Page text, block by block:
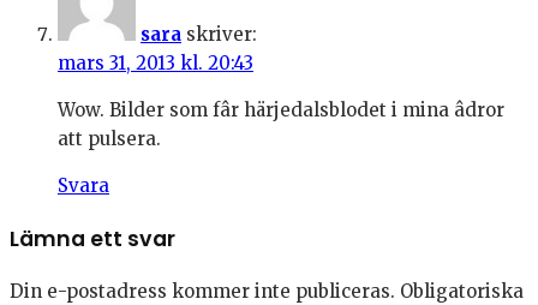
sara skriver:
mars 31, 2013 kl. 20:43
Wow. Bilder som fâr härjedalsblodet i mina âdror
att pulsera.
Svara
Lämna ett svar
Din e-postadress kommer inte publiceras. Obligatoriska